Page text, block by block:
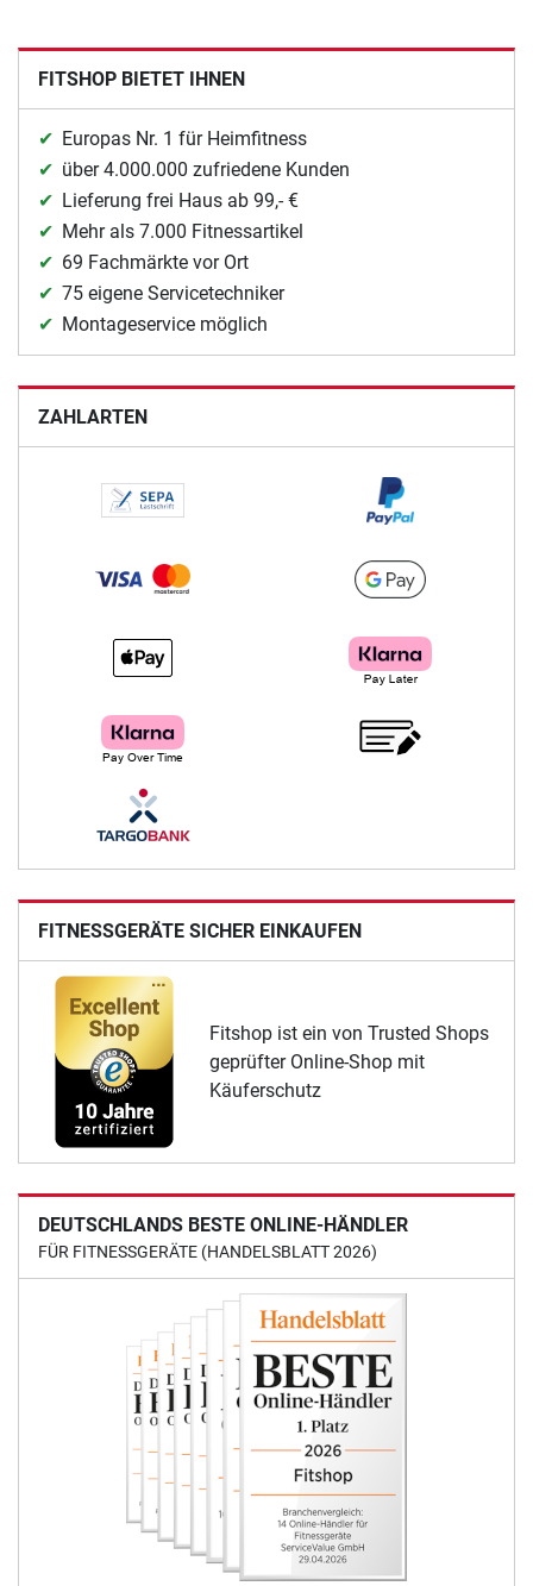
FITSHOP BIETET IHNEN
Europas Nr. 1 für Heimfitness
über 4.000.000 zufriedene Kunden
Lieferung frei Haus ab 99,- €
Mehr als 7.000 Fitnessartikel
69 Fachmärkte vor Ort
75 eigene Servicetechniker
Montageservice möglich
ZAHLARTEN
FITNESSGERÄTE SICHER EINKAUFEN
Fitshop ist ein von Trusted Shops
geprüfter Online-Shop mit
Käuferschutz
DEUTSCHLANDS BESTE ONLINE-HÄNDLER
FÜR FITNESSGERÄTE (HANDELSBLATT 2026)